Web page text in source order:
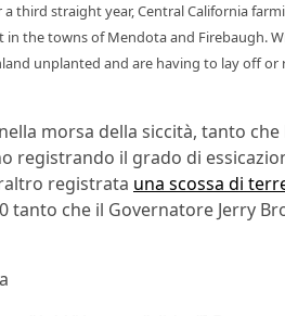
third straight year, Central California
the towns of Mendota and Firebaugh.
unplanted and are having to lay off
morsa della siccità, tanto
registrando il grado di
registrata una scossa di
tanto che il Governatore Jerry